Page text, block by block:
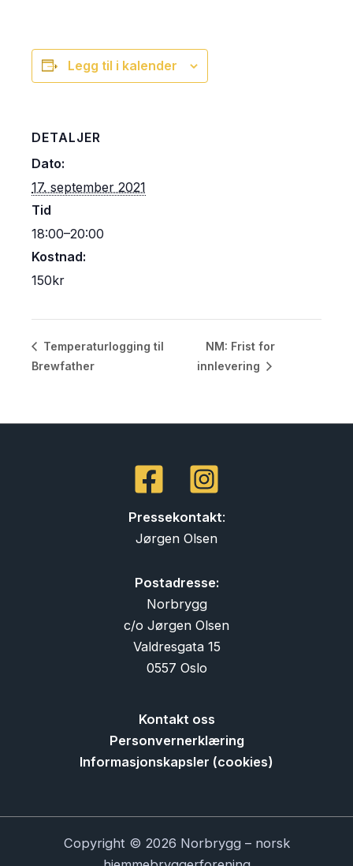
Legg til i kalender
DETALJER
Dato:
17. september 2021
Tid
18:00–20:00
Kostnad:
150kr
Temperaturlogging til
Brewfather
NM: Frist for
innlevering
Pressekontakt:
Jørgen Olsen
Postadresse:
Norbrygg
c/o Jørgen Olsen
Valdresgata 15
0557 Oslo
Kontakt oss
Personvernerklæring
Informasjonskapsler (cookies)
Copyright © 2026 Norbrygg – norsk